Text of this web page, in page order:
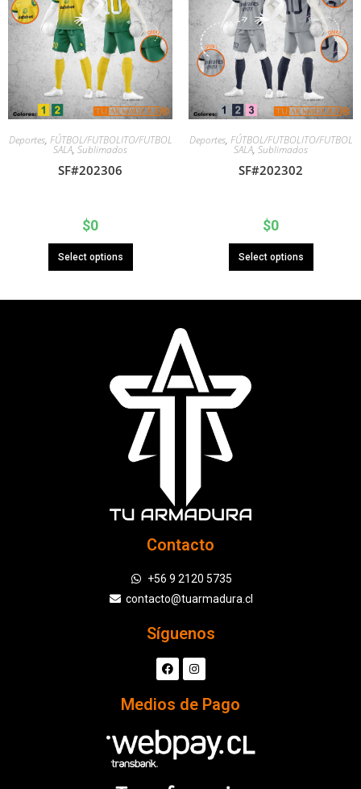
Deportes, FÚTBOL/FUTBOLITO/FUTBOL
SALA, Sublimados
SF#202306
$0
Select options
Deportes, FÚTBOL/FUTBOLITO/FUTBOL
SALA, Sublimados
SF#202302
$0
Select options
Contacto
+56 9 2120 5735
contacto@tuarmadura.cl
Síguenos
Medios de Pago